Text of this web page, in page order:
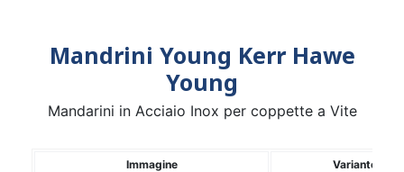
Mandrini Young Kerr Hawe
Young
Mandarini in Acciaio Inox per coppette a Vite
Immagine Variante